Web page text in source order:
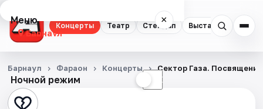
Концерты Театр Стендап Выставки Спорт
Меню ×
Барнаул
Концерты
Театр
Ночной режим ☾
Барнаул Фараон Концерты Сектор Газа.